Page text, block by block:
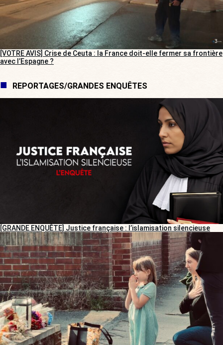
[VOTRE AVIS] Crise de Ceuta : la France doit-elle fermer sa frontière
avec l’Espagne ?
REPORTAGES/GRANDES ENQUÊTES
[GRANDE ENQUÊTE] Justice française : l’islamisation silencieuse